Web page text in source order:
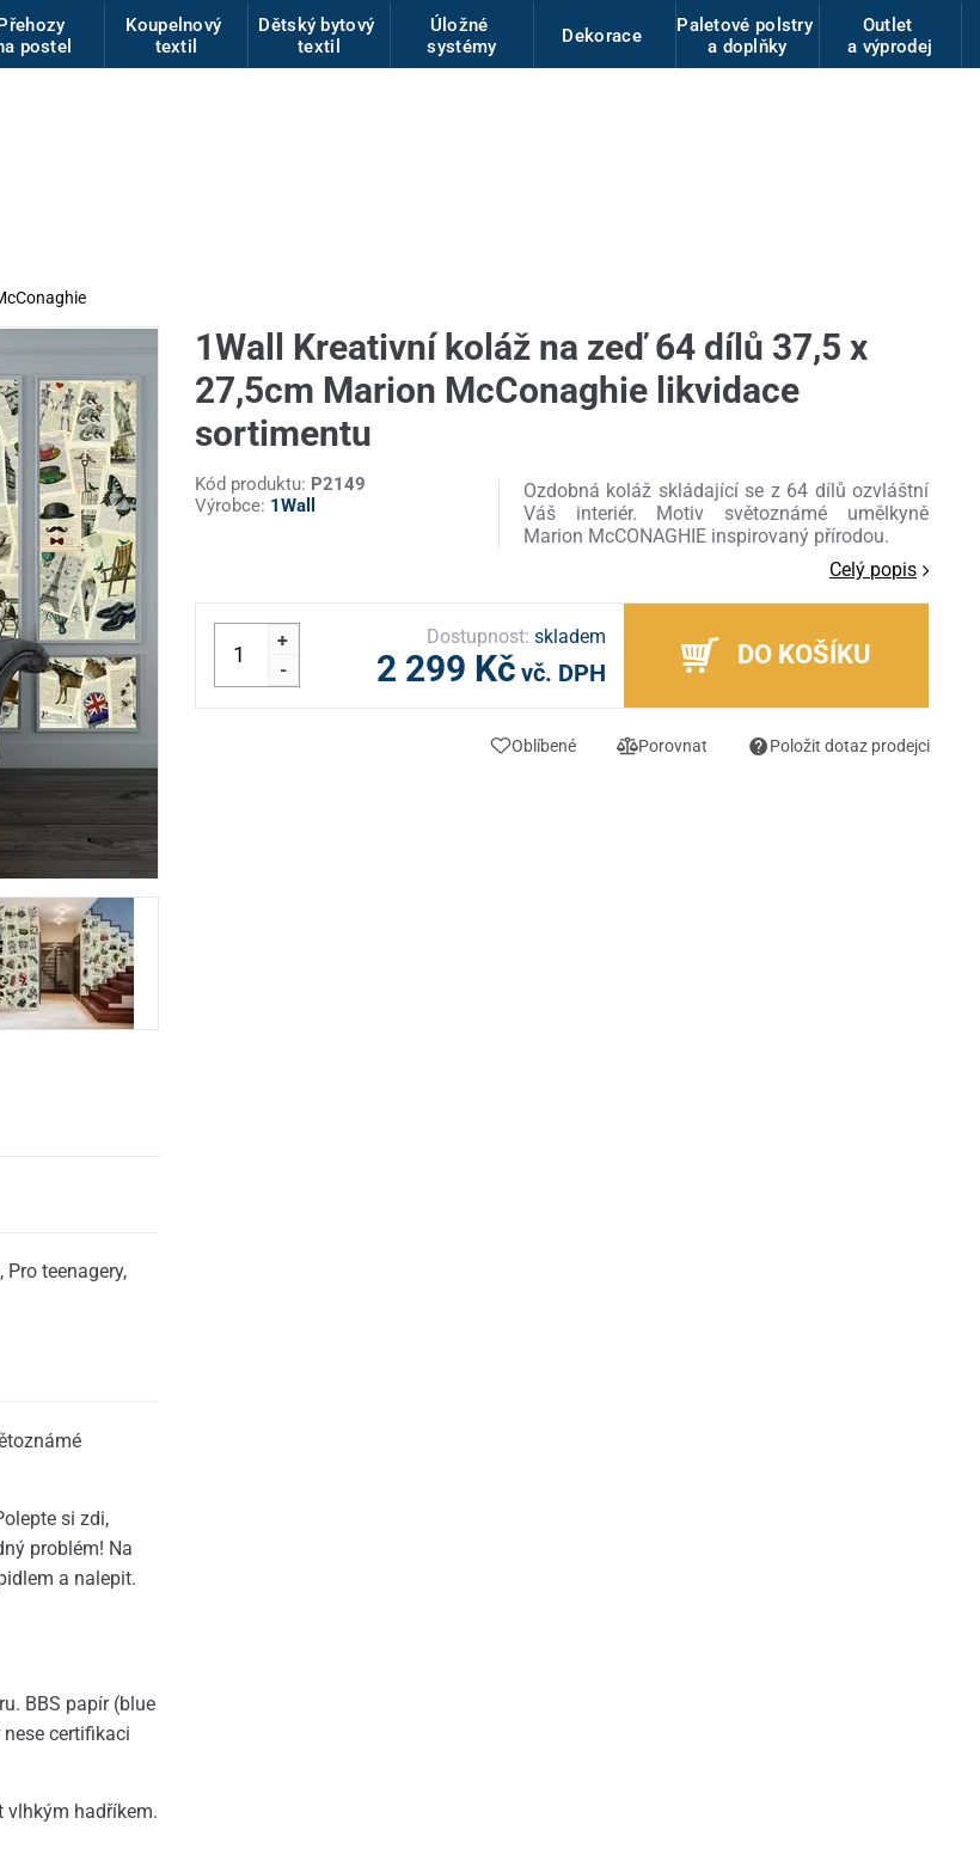
Přehozy
postel
Koupelnový
textil
Dětský bytový
textil
Úložné
systémy
Dekorace
Paletové polstry
a doplňky
Outlet
a výprodej
, Pro teenagery,
si zdi,
problém! Na
a nalepit.
BBS papír (blue
certifikaci
vlhkým hadříkem.
1Wall Kreativní koláž na zeď 64 dílů 37,5 x
27,5cm Marion McConaghie likvidace
sortimentu
Kód produktu: P2149
Výrobce: 1Wall
Ozdobná koláž skládající se z 64 dílů ozvláštní
Váš interiér. Motiv světoznámé umělkyně
Marion McCONAGHIE inspirovaný přírodou.
Celý popis
+
-
Dostupnost: skladem
2 299 Kč vč. DPH
DO KOŠÍKU
Oblíbené Porovnat Položit dotaz prodejci